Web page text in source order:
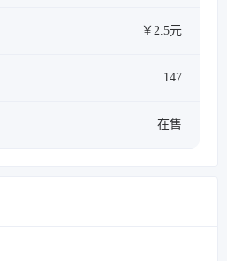
￥2.5元
147
在售